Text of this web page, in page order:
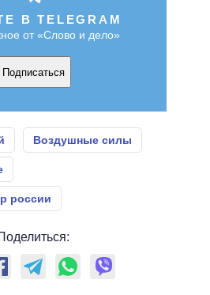
В TELEGRAM
от «Слово и дело»
Подписаться
Воздушные силы
россии